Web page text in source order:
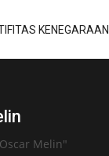
KENEGARAAN
Melin"